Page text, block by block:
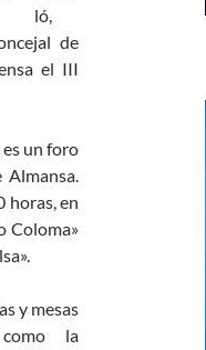
ló,
de
el III
un foro
horas, en
Coloma»
y mesas
la